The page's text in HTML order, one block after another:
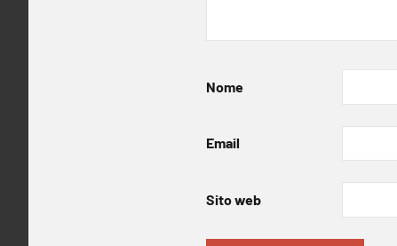
Nome
Email
Sito web